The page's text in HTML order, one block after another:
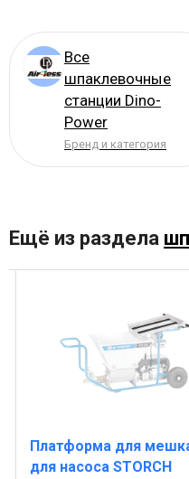
Все
шпаклевочные
станции Dino-
Power
Бренд и категория
Ещё из раздела
Платформа для
для насоса STORCH